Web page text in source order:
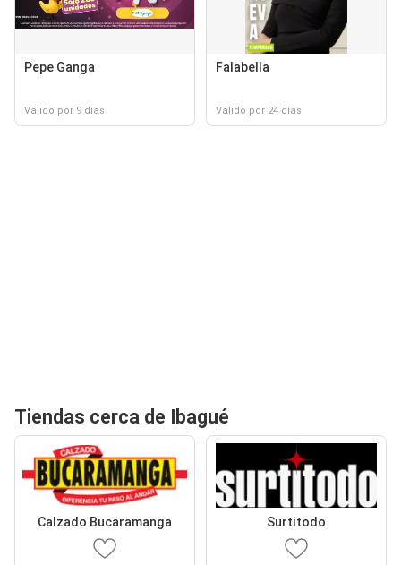
Pepe Ganga
Válido por 9 días
Falabella
Válido por 24 días
Tiendas cerca de Ibagué
Calzado Bucaramanga Surtitodo